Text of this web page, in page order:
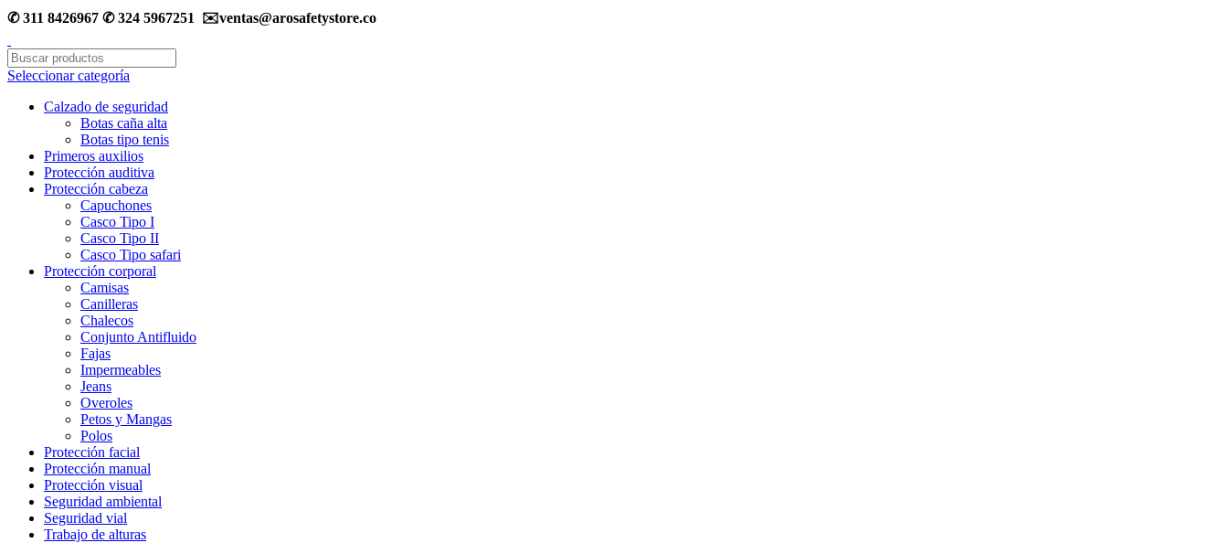
✆ 311 8426967 ✆ 324 5967251 ✉️ventas@arosafetystore.co
Seleccionar categoría
Calzado de seguridad
Botas caña alta
Botas tipo tenis
Primeros auxilios
Protección auditiva
Protección cabeza
Capuchones
Casco Tipo I
Casco Tipo II
Casco Tipo safari
Protección corporal
Camisas
Canilleras
Chalecos
Conjunto Antifluido
Fajas
Impermeables
Jeans
Overoles
Petos y Mangas
Polos
Protección facial
Protección manual
Protección visual
Seguridad ambiental
Seguridad vial
Trabajo de alturas